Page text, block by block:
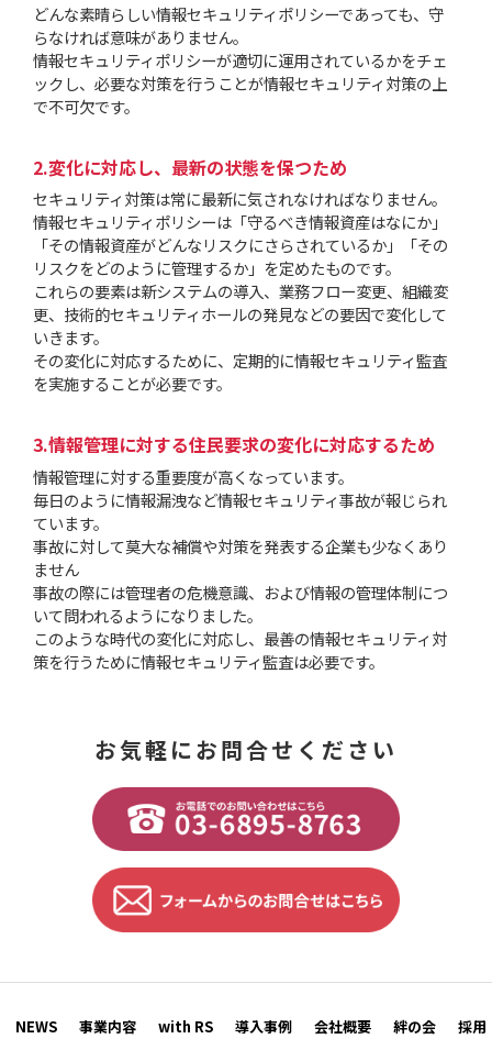
どんな素晴らしい情報セキュリティポリシーであっても、守
らなければ意味がありません。
情報セキュリティポリシーが適切に運用されているかをチェ
ックし、必要な対策を行うことが情報セキュリティ対策の上
で不可欠です。
変化に対応し、最新の状態を保つため
セキュリティ対策は常に最新に気されなければなりません。
情報セキュリティポリシーは「守るべき情報資産はなにか」
「その情報資産がどんなリスクにさらされているか」「その
リスクをどのように管理するか」を定めたものです。
これらの要素は新システムの導入、業務フロー変更、組織変
更、技術的セキュリティホールの発見などの要因で変化して
いきます。
その変化に対応するために、定期的に情報セキュリティ監査
を実施することが必要です。
情報管理に対する住民要求の変化に対応するため
情報管理に対する重要度が高くなっています。
毎日のように情報漏洩など情報セキュリティ事故が報じられ
ています。
事故に対して莫大な補償や対策を発表する企業も少なくあり
ません
事故の際には管理者の危機意識、および情報の管理体制につ
いて問われるようになりました。
このような時代の変化に対応し、最善の情報セキュリティ対
策を行うために情報セキュリティ監査は必要です。
お気軽にお問合せください
NEWS 事業内容 with RS 導入事例 会社概要 絆の会 採用